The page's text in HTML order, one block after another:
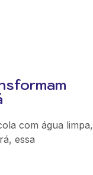
com água limpa,
essa